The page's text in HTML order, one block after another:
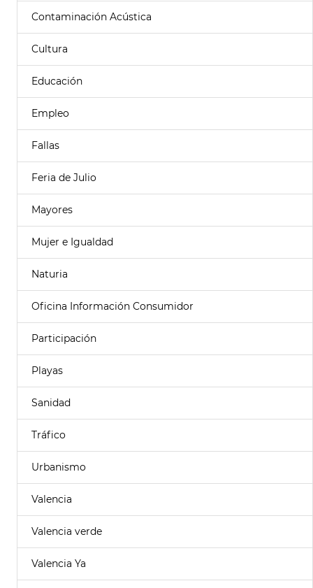
Contaminación Acústica
Cultura
Educación
Empleo
Fallas
Feria de Julio
Mayores
Mujer e Igualdad
Naturia
Oficina Información Consumidor
Participación
Playas
Sanidad
Tráfico
Urbanismo
Valencia
Valencia verde
Valencia Ya